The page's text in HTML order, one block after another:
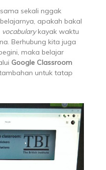
sekali nggak
apakah bakal
vocabularykayak waktu
Berhubung kita juga
maka belajar
Google Classroom
untuk tatap